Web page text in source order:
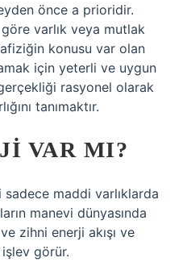
önce a prioridir.
varlık veya mutlak
konusu var olan
için yeterli ve uygun
rasyonel olarak
tanımaktır.
VAR MI?
maddi varlıklarda
manevi dünyasında
zihni enerji akışı ve
görür.